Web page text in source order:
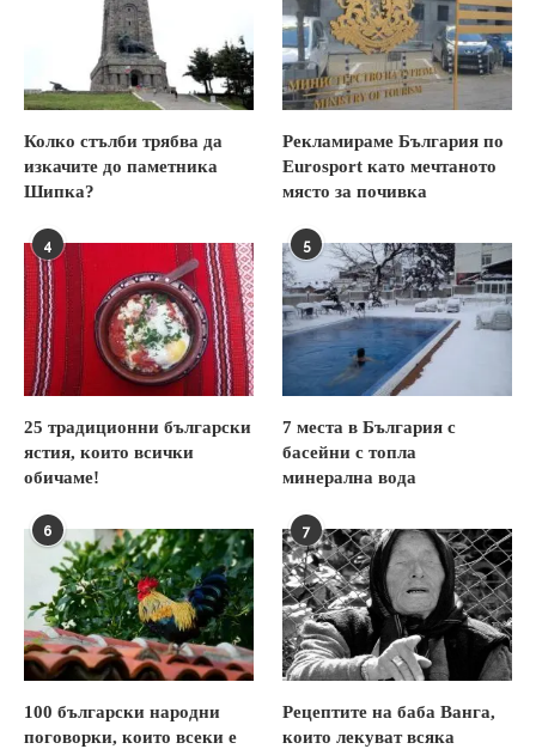
Колко стълби трябва да
изкачите до паметника
Шипка?
Рекламираме България по
Eurosport като мечтаното
място за почивка
4
25 традиционни български
ястия, които всички
обичаме!
5
7 места в България с
басейни с топла
минерална вода
6
100 български народни
поговорки, които всеки е
7
Рецептите на баба Ванга,
които лекуват всяка